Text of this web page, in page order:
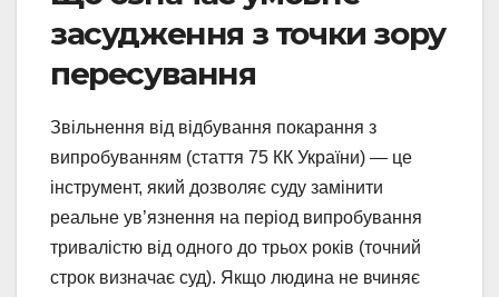
засудження з точки зору
пересування
Звільнення від відбування покарання з
випробуванням (стаття 75 КК України) — це
інструмент, який дозволяє суду замінити
реальне ув’язнення на період випробування
тривалістю від одного до трьох років (точний
строк визначає суд). Якщо людина не вчиняє